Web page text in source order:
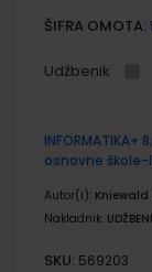
ŠIFRA OMOTA:
Udžbenik
osnovne škole-
Autor(i): Kniewald
Nakladnik:
SKU: 569203